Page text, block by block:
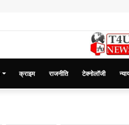
क्राइम राजनीति टेक्नोलॉजी